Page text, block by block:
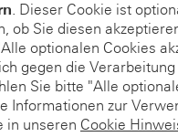
. Dieser Cookie ist
ob Sie diesen
optionalen Cookies
gegen die
Sie bitte "Alle
Informationen zur
in unseren Cookie